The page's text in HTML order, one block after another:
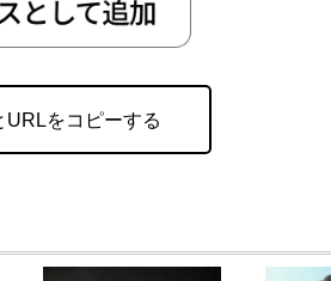
URLをコピーする